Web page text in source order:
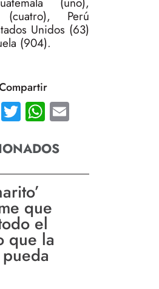
(cuatro), Perú
Unidos (63)
(904).
Facebook
TwitterWhatsApp
que
el
que la